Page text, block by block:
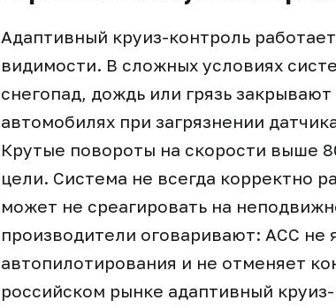
Адаптивный круиз-контроль
видимости. В сложных условиях
снегопад, дождь или грязь
автомобилях при загрязнении
Крутые повороты на скорости выше
цели. Система не всегда корректно
может не среагировать на
производители оговаривают: ACC не
автопилотирования и не отменяет
российском рынке адаптивный